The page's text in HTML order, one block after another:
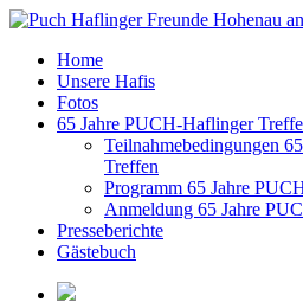
Home
Unsere Hafis
Fotos
65 Jahre PUCH-Haflinger
Teilnahmebedingungen
Treffen
Programm 65 Jahre
Anmeldung 65 Jahre
Presseberichte
Gästebuch